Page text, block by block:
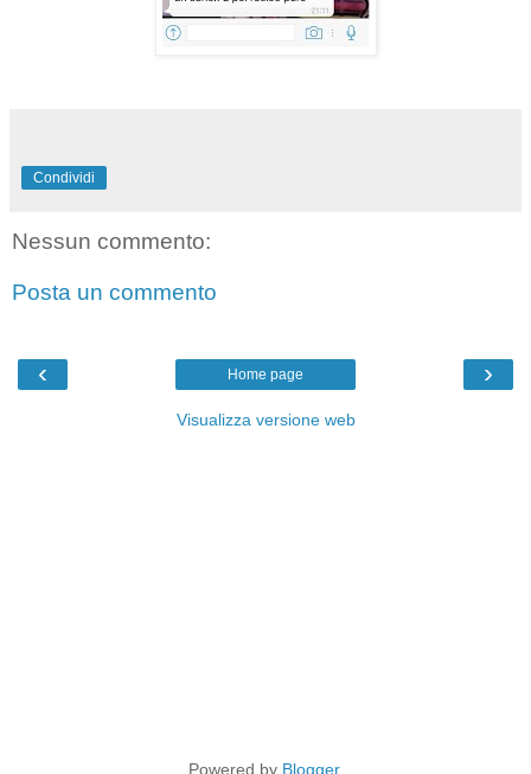
Condividi
Nessun commento:
Posta un commento
‹ ›
Home page
Visualizza versione web
Powered by Blogger.